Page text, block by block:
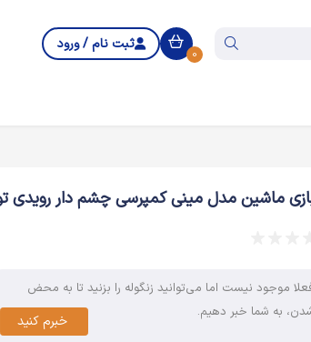
0
ثبت نام / ورود
ماشین مدل مینی کمپرسی چشم دار رویدی
فعلا موجود نیست اما می‌توانید زنگوله را بزنید تا به محض
به شما خبر دهیم.
خبرم کنید